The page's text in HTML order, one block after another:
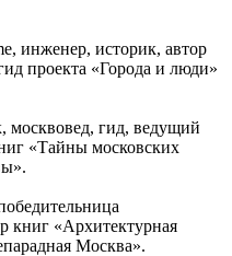
инженер, историк, автор
проекта «Города и люди»
гид, ведущий
«Тайны московских
книг «Архитектурная
Москва».